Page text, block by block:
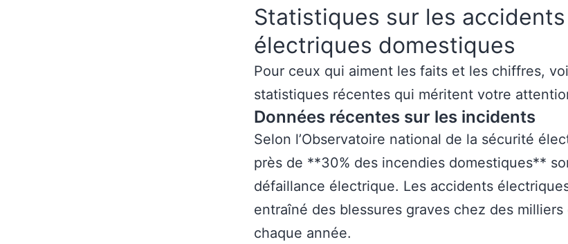
Statistiques sur les accidents
électriques domestiques
Pour ceux qui aiment les faits et les chiffres,
statistiques récentes qui méritent votre
Données récentes sur les incidents
Selon l’Observatoire national de la sécurité
près de **30% des incendies domestiques**
défaillance électrique. Les accidents
entraîné des blessures graves chez des
chaque année.